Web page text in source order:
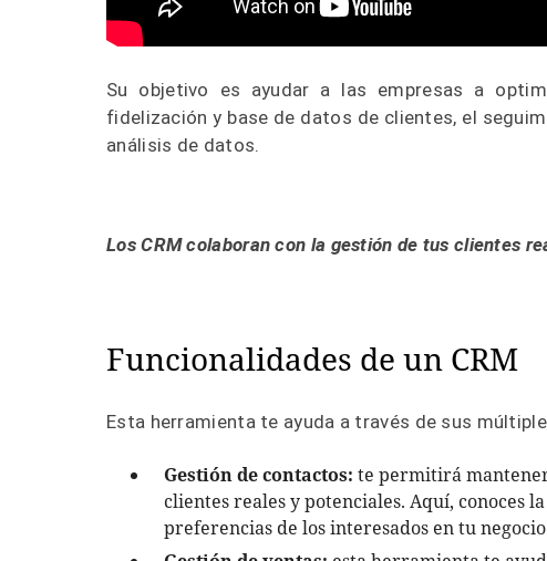
Su objetivo es ayudar a las empresas a
fidelización y base de datos de clientes, el
análisis de datos.
Los CRM colaboran con la gestión de tus clientes
Funcionalidades de un CRM
Esta herramienta te ayuda a través de sus
Gestión de contactos: te permitirá
clientes reales y potenciales. Aquí, conoces la
preferencias de los interesados en tu